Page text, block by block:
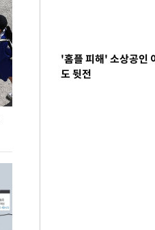
'홈플 피해' 소상공인
도 뒷전